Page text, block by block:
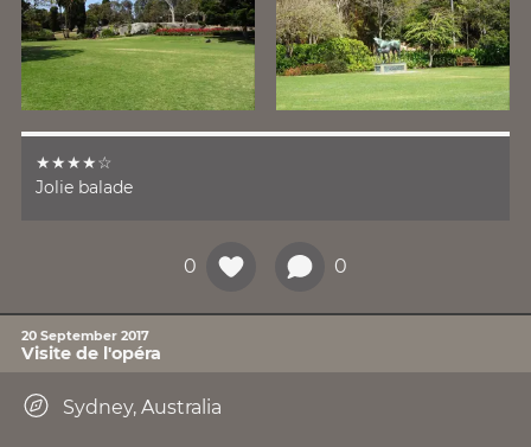
★★★★☆
Jolie balade
0 0
20 September 2017
Visite de l'opéra
Sydney, Australia